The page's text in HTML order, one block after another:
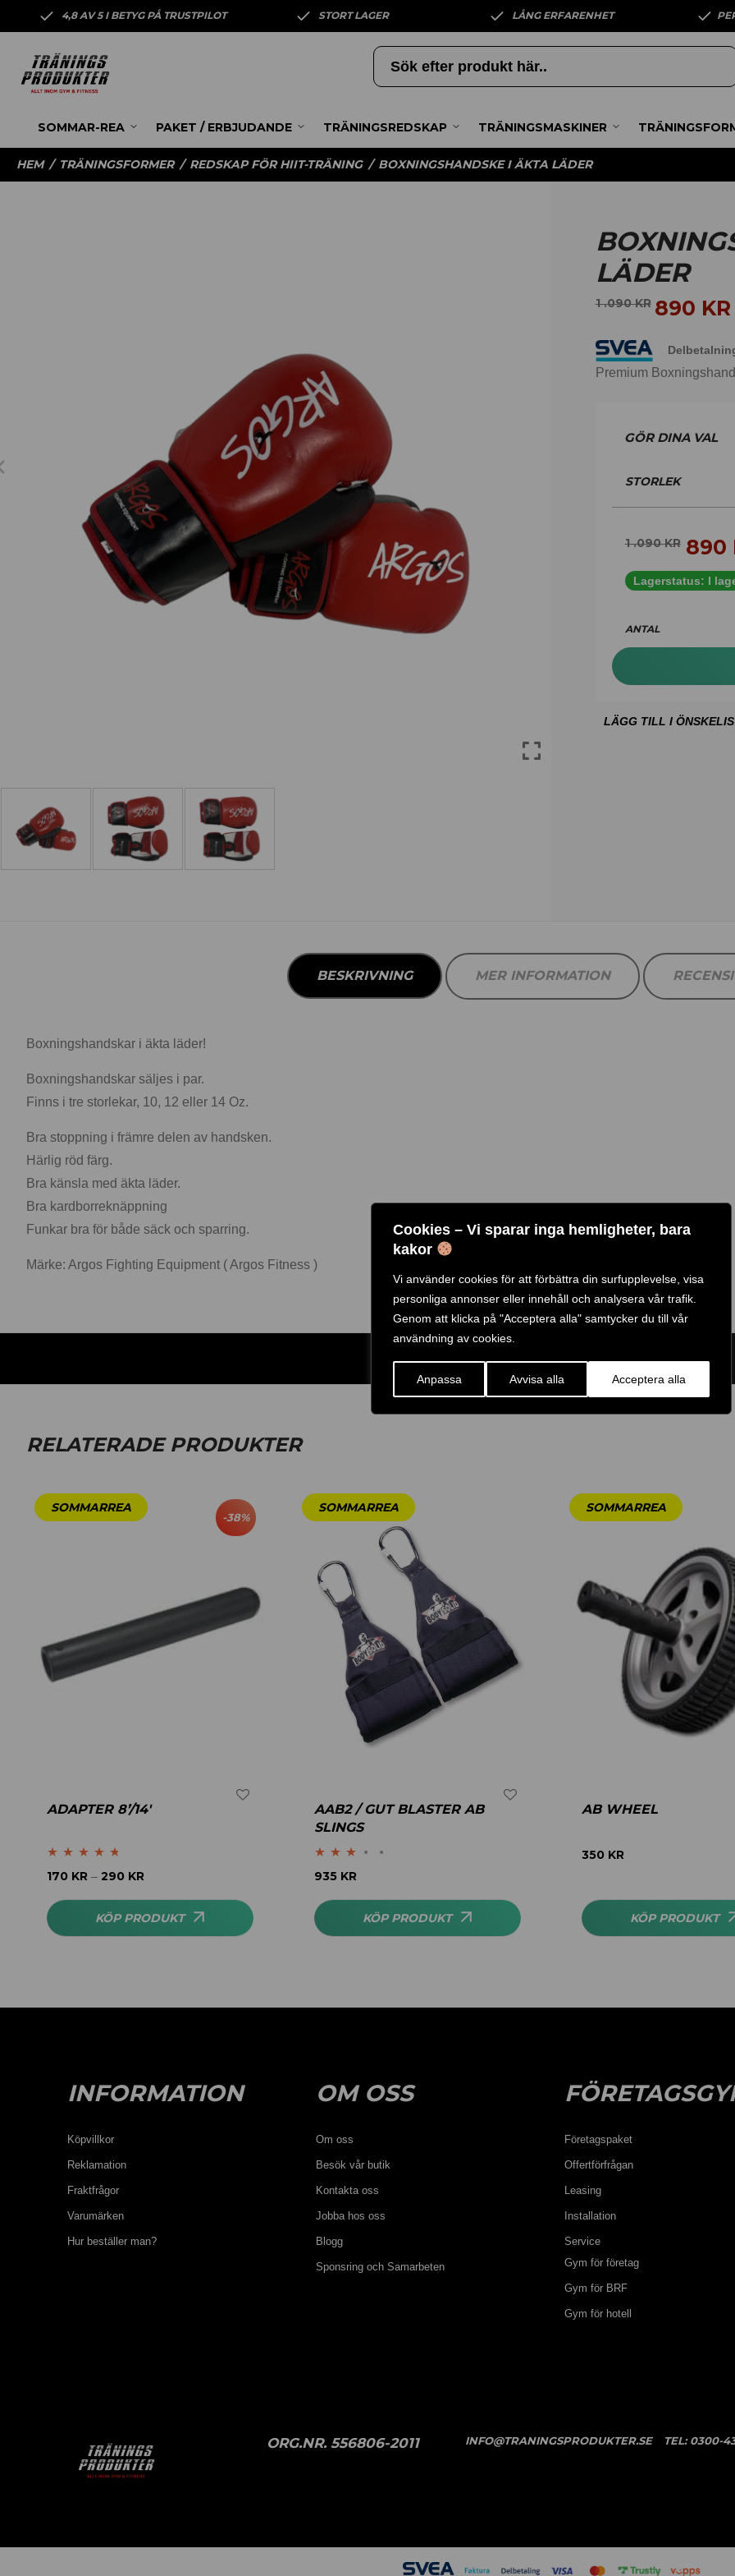
Cookies – Vi sparar inga hemligheter, bara
kakor
Vi använder cookies för att förbättra din surfupplevelse, visa
personliga annonser eller innehåll och analysera vår trafik.
Genom att klicka på "Acceptera alla" samtycker du till vår
användning av cookies.
Anpassa Avvisa alla Acceptera alla
4,8 AV 5 I BETYG PÅ TRUSTPILOT STORT LAGER LÅNG ERFARENHET
SOMMAR-REA PAKET / ERBJUDANDE TRÄNINGSREDSKAP TRÄNINGSMASKINER
HEM / TRÄNINGSFORMER / REDSKAP FÖR HIIT-TRÄNING / BOXNINGSHANDSKE I ÄKTA LÄDER
LÄDER
1 .090KR 890 KR
Premium
STORLEK
1 .090KR 890
Lagerstatus: I
ANTAL
BESKRIVNING MER INFORMATION
Boxningshandskar i äkta läder!
Boxningshandskar säljes i par.
Finns i tre storlekar, 10, 12 eller 14 Oz.
Bra stoppning i främre delen av handsken.
Härlig röd färg.
Bra känsla med äkta läder.
Bra kardborreknäppning
Funkar bra för både säck och sparring.
Märke: Argos Fighting Equipment ( Argos Fitness )
ARTIKELNR:ABGGL-100-10 ETIKETT:ARGOS FITNESS
RELATERADE PRODUKTER
-38%
ADAPTER 8’/14′
Betygsatt
4.61
170 KR – 290 KR
KÖP PRODUKT
AAB2 / GUT BLASTER AB
SLINGS
Betygsatt
935 KR
KÖP PRODUKT
AB WHEEL
350 KR
KÖP PRODUKT
INFORMATION
Köpvillkor
Reklamation
Fraktfrågor
Varumärken
Hur beställer man?
OM OSS
Om oss
Besök vår butik
Kontakta oss
Jobba hos oss
Blogg
Sponsring och Samarbeten
Företagspaket
Offertförfrågan
Leasing
Installation
Service
Gym för företag
Gym för BRF
Gym för hotell
ORG.NR. 556806-2011 INFO@TRANINGSPRODUKTER.SE TEL:0300-